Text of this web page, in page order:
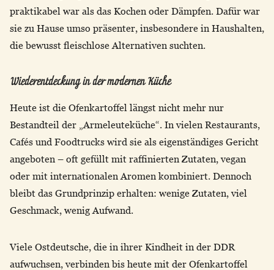
praktikabel war als das Kochen oder Dämpfen. Dafür war
sie zu Hause umso präsenter, insbesondere in Haushalten,
die bewusst fleischlose Alternativen suchten.
Wiederentdeckung in der modernen Küche
Heute ist die Ofenkartoffel längst nicht mehr nur
Bestandteil der „Armeleuteküche“. In vielen Restaurants,
Cafés und Foodtrucks wird sie als eigenständiges Gericht
angeboten – oft gefüllt mit raffinierten Zutaten, vegan
oder mit internationalen Aromen kombiniert. Dennoch
bleibt das Grundprinzip erhalten: wenige Zutaten, viel
Geschmack, wenig Aufwand.
Viele Ostdeutsche, die in ihrer Kindheit in der DDR
aufwuchsen, verbinden bis heute mit der Ofenkartoffel